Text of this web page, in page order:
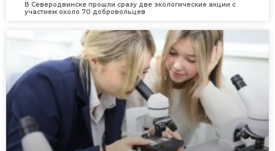
В Северодвинске прошли сразу две экологические акции с
участием около 70 добровольцев